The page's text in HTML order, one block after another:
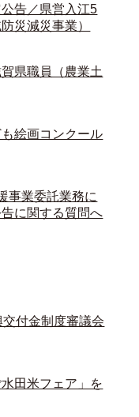
告／県営入江5
災減災事業）
県職員（農業土
絵画コンクール
事業委託業務に
に関する質問へ
付金制度審議会
田米フェア」を